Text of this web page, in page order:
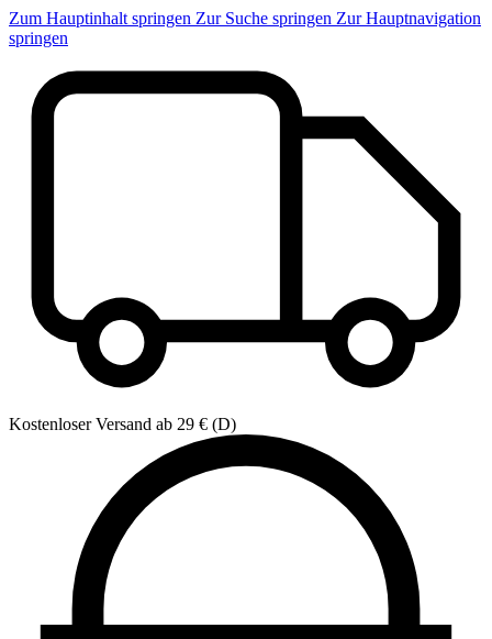
Zum Hauptinhalt springen Zur Suche springen Zur Hauptnavigation
springen
Kostenloser Versand ab 29 € (D)